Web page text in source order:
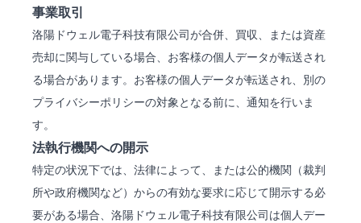
事業取引
洛陽ドウェル電子科技有限公司が合併、買収、または資産
売却に関与している場合、お客様の個人データが転送され
る場合があります。お客様の個人データが転送され、別の
プライバシーポリシーの対象となる前に、通知を行いま
す。
法執行機関への開示
特定の状況下では、法律によって、または公的機関（裁判
所や政府機関など）からの有効な要求に応じて開示する必
要がある場合、洛陽ドウェル電子科技有限公司は個人デー